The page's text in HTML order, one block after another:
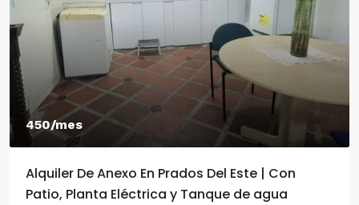
450/mes
Alquiler De Anexo En Prados Del Este | Con
Patio, Planta Eléctrica y Tanque de agua